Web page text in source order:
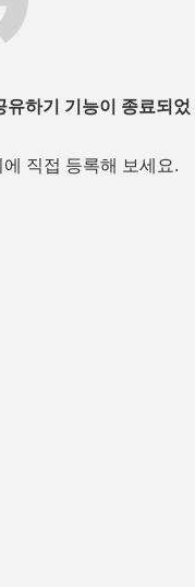
하기 기능이 종료되었
직접 등록해 보세요.